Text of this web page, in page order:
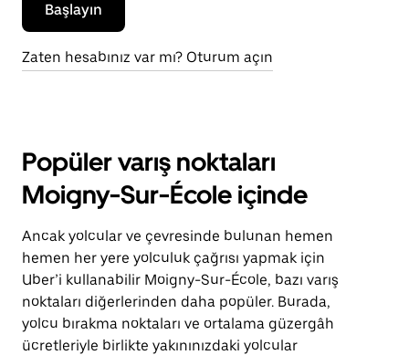
Başlayın
Zaten hesabınız var mı? Oturum açın
Popüler varış noktaları
Moigny-Sur-École içinde
Ancak yolcular ve çevresinde bulunan hemen
hemen her yere yolculuk çağrısı yapmak için
Uber’i kullanabilir Moigny-Sur-École, bazı varış
noktaları diğerlerinden daha popüler. Burada,
yolcu bırakma noktaları ve ortalama güzergâh
ücretleriyle birlikte yakınınızdaki yolcular